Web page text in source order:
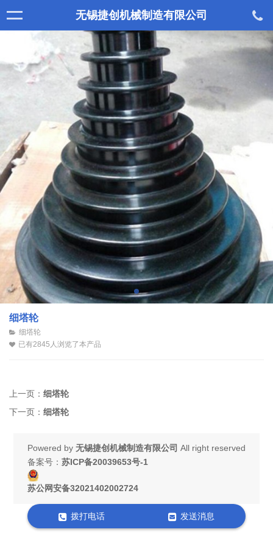
无锡捷创机械制造有限公司
细塔轮
细塔轮
已有2845人浏览了本产品
上一页： 细塔轮
下一页： 细塔轮
Powered by 无锡捷创机械制造有限公司 All right reserved
备案号： 苏ICP备20039653号-1
苏公网安备32021402002724
拨打电话 发送消息